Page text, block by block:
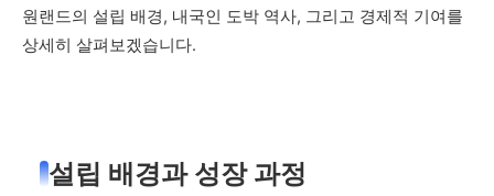
원랜드의 설립 배경, 내국인 도박 역사, 그리고 경제적 기여를
상세히 살펴보겠습니다.
설립 배경과 성장 과정